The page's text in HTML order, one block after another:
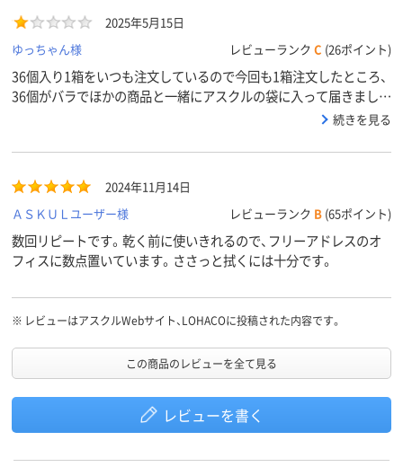
2025年5月15日
ゆっちゃん様
レビューランク C (26ポイント)
36個入り1箱をいつも注文しているので今回も1箱注文したところ、
36個がバラでほかの商品と一緒にアスクルの袋に入って届きまし
た。納得いかず問い合わせさせていただいたところ、翌日夕方担当
法があるとのこと、ただし、免責事項に販売単位は必ずしもその通り
いにしてアスクルとしては何も対応しないのか、とびっくりしまし
た。今後一切注文しません。
続きを見る
2024年11月14日
ＡＳＫＵＬユーザー様
レビューランク B (65ポイント)
数回リピートです。乾く前に使いきれるので、フリーアドレスのオ
フィスに数点置いています。ささっと拭くには十分です。
※ レビューはアスクルWebサイト、LOHACOに投稿された内容です。
この商品のレビューを全て見る
レビューを書く